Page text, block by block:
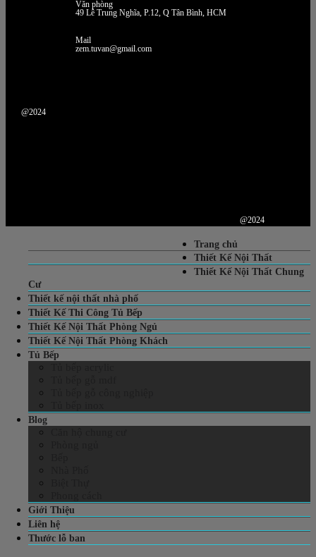
Văn phòng
49 Lê Trung Nghĩa, P.12, Q Tân Bình, HCM
Mail
zem.tuvan@gmail.com
@2024
@2024
Trang chủ
Thiết Kế Nội Thất
Thiết Kế Nội Thất Chung
Cư
Thiết kế nội thất nhà phố
Thiết Kế Thi Công Tủ Bếp
Thiết Kế Nội Thất Phòng Ngủ
Thiết Kế Nội Thất Phòng Khách
Tủ Bếp
Blog
Giới Thiệu
Liên hệ
Thước lỗ ban